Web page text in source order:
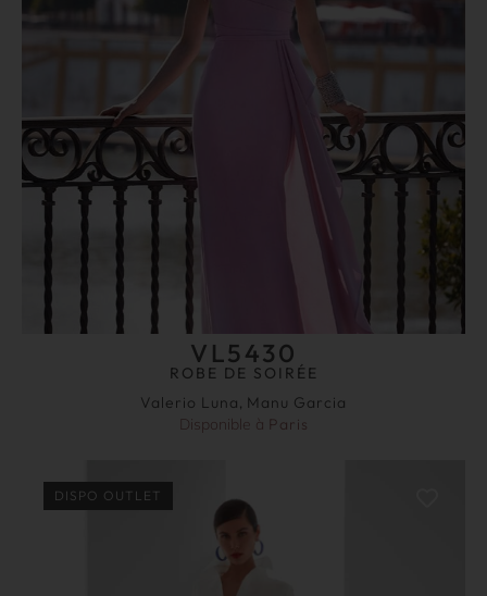
VL5430
ROBE DE SOIRÉE
Valerio Luna, Manu Garcia
Disponible à Paris
DISPO OUTLET